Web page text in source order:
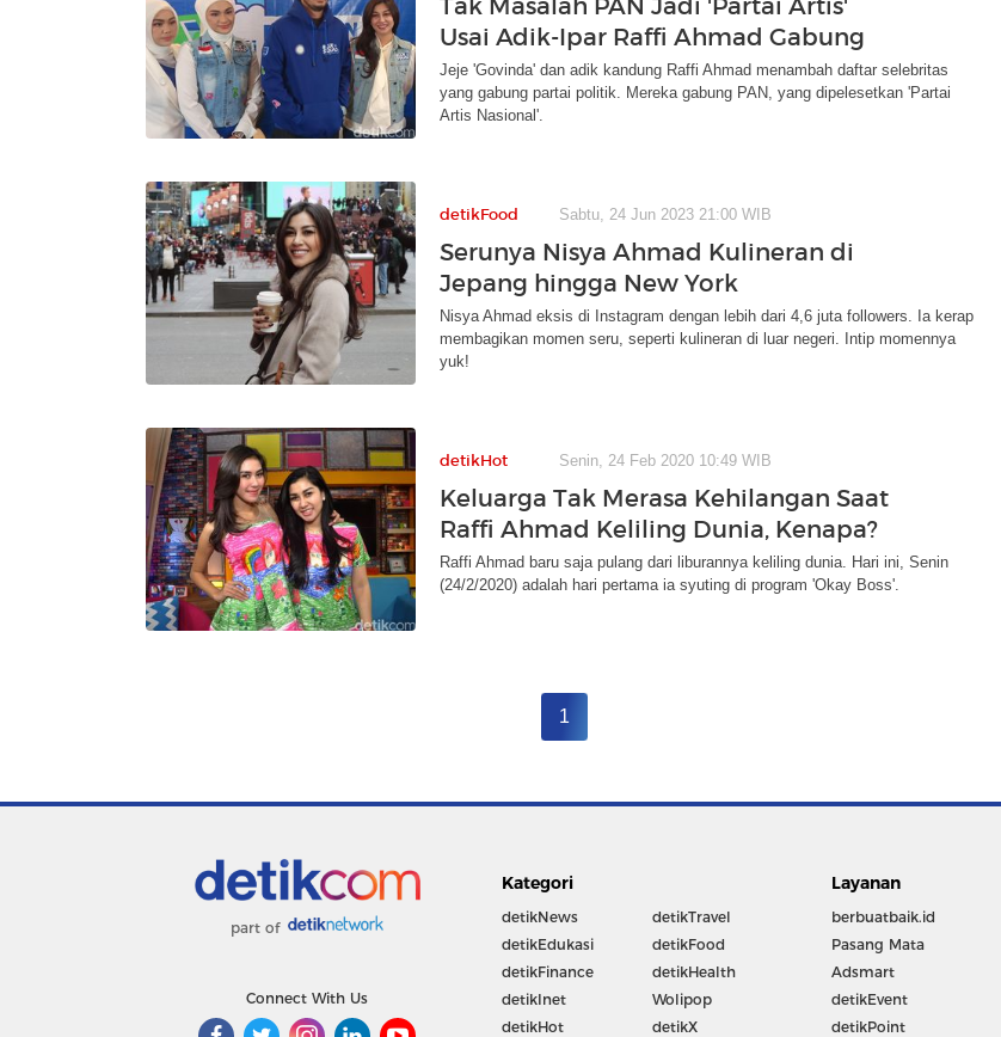
Tak Masalah PAN Jadi 'Partai Artis'
Usai Adik-Ipar Raffi Ahmad Gabung
Jeje 'Govinda' dan adik kandung Raffi Ahmad menambah daftar selebritas
yang gabung partai politik. Mereka gabung PAN, yang dipelesetkan 'Partai
Artis Nasional'.
detikFood Sabtu, 24 Jun 2023 21:00 WIB
Serunya Nisya Ahmad Kulineran di
Jepang hingga New York
Nisya Ahmad eksis di Instagram dengan lebih dari 4,6 juta followers. Ia kerap
membagikan momen seru, seperti kulineran di luar negeri. Intip momennya
yuk!
detikHot Senin, 24 Feb 2020 10:49 WIB
Keluarga Tak Merasa Kehilangan Saat
Raffi Ahmad Keliling Dunia, Kenapa?
Raffi Ahmad baru saja pulang dari liburannya keliling dunia. Hari ini, Senin
(24/2/2020) adalah hari pertama ia syuting di program 'Okay Boss'.
1
part of
Connect With Us
Kategori
detikNews
detikEdukasi
detikFinance
detikInet
detikHot
detikTravel
detikFood
detikHealth
Wolipop
detikX
Layanan
berbuatbaik.id
Pasang Mata
Adsmart
detikEvent
detikPoint